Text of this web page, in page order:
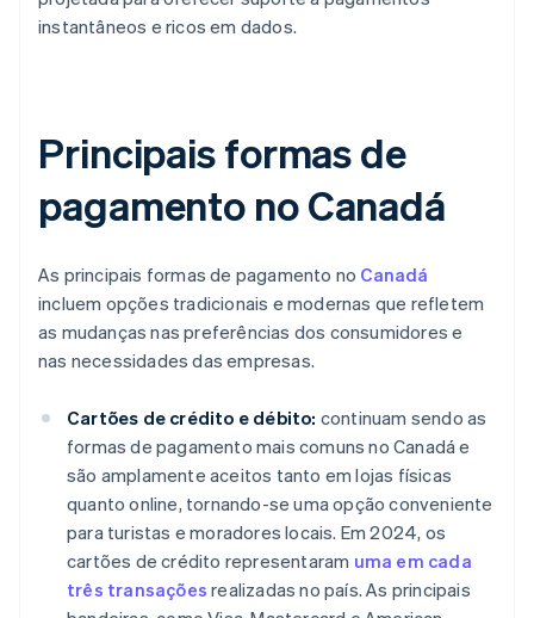
instantâneos e ricos em dados.
Principais formas de
pagamento no Canadá
As principais formas de pagamento no Canadá
incluem opções tradicionais e modernas que refletem
as mudanças nas preferências dos consumidores e
nas necessidades das empresas.
Cartões de crédito e débito: continuam sendo as
formas de pagamento mais comuns no Canadá e
são amplamente aceitos tanto em lojas físicas
quanto online, tornando-se uma opção conveniente
para turistas e moradores locais. Em 2024, os
cartões de crédito representaram uma em cada
três transações realizadas no país. As principais